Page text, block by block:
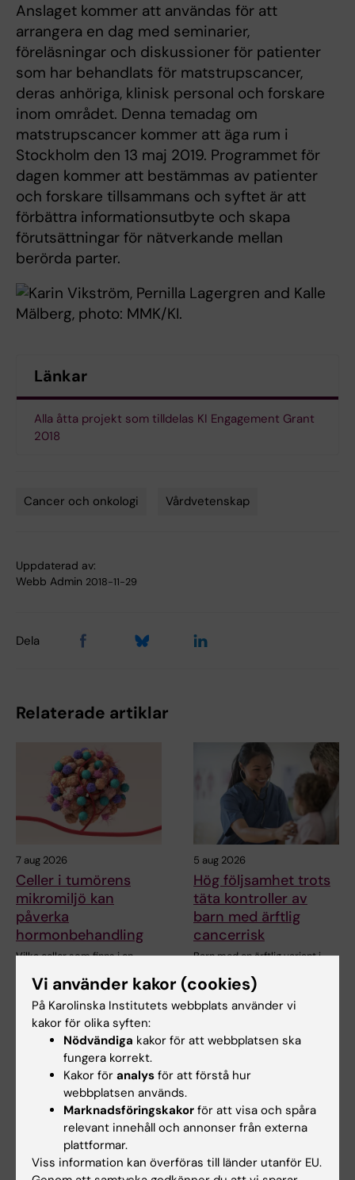
Anslaget kommer att användas för att
arrangera en dag med seminarier,
föreläsningar och diskussioner för patienter
som har behandlats för matstrupscancer,
deras anhöriga, klinisk personal och forskare
inom området. Denna temadag om
matstrupscancer kommer att äga rum i
Stockholm den 13 maj 2019. Programmet för
dagen kommer att bestämmas av patienter
och forskare tillsammans och syftet är att
förbättra informationsutbyte och skapa
förutsättningar för nätverkande mellan
berörda parter.
Länkar
Alla åtta projekt som tilldelas KI Engagement Grant
2018
Cancer och onkologi Vårdvetenskap
Uppdaterad av:
Webb Admin 2018-11-29
Dela
Relaterade artiklar
7 aug 2026
Celler i tumörens
mikromiljö kan
påverka
hormonbehandling
Vilka celler som finns i en
kan ha betydelse…
5 aug 2026
Hög följsamhet trots
täta kontroller av
barn med ärftlig
cancerrisk
Barn med en ärftlig variant i
rekommenderade…
29 jul 2026
Digitala besök kan
Kunskapsöversikt om
Vi använder kakor (cookies)
På Karolinska Institutets webbplats använder vi
kakor för olika syften:
Nödvändiga kakor för att webbplatsen ska
fungera korrekt.
Kakor för analys för att förstå hur
webbplatsen används.
Marknadsföringskakor för att visa och spåra
relevant innehåll och annonser från externa
plattformar.
Viss information kan överföras till länder utanför EU.